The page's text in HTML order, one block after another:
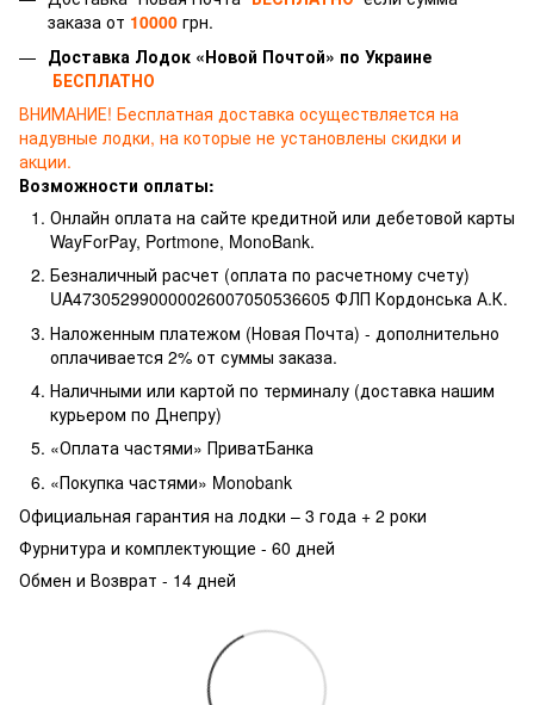
заказа от 10000 грн.
Доставка Лодок «Новой Почтой» по Украине
БЕСПЛАТНО
ВНИМАНИЕ! Бесплатная доставка осуществляется на
надувные лодки, на которые не установлены скидки и
акции.
Возможности оплаты:
Онлайн оплата на сайте кредитной или дебетовой карты
WayForPay, Portmone, MonoBank.
Безналичный расчет (оплата по расчетному счету)
UA473052990000026007050536605 ФЛП Кордонська А.К.
Наложенным платежом (Новая Почта) - дополнительно
оплачивается 2% от суммы заказа.
Наличными или картой по терминалу (доставка нашим
курьером по Днепру)
«Оплата частями» ПриватБанка
«Покупка частями» Monobank
Официальная гарантия на лодки – 3 года + 2 роки
Фурнитура и комплектующие - 60 дней
Обмен и Возврат - 14 дней